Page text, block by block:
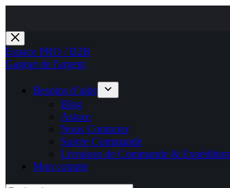
Passer
au
contenu
Espace PRO / B2B
Gagner de l'argent
Besoins d’aide
Blog
Astuce
Nous Contacter
Suivre Commande
Livraison de Commande & Expédition
Mon compte